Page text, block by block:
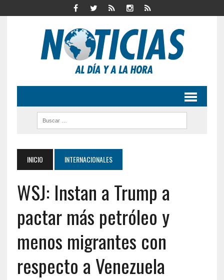
INICIO INTERNACIONALES
WSJ: Instan a Trump a
pactar más petróleo y
menos migrantes con
respecto a Venezuela